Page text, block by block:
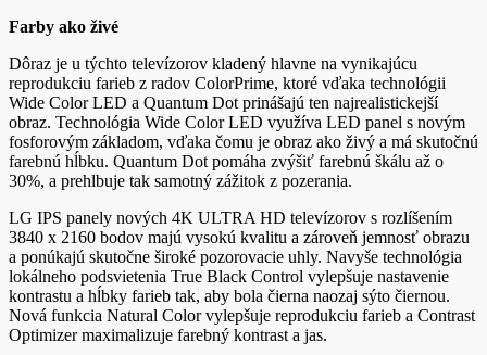
Farby ako živé
Dôraz je u týchto televízorov kladený hlavne na vynikajúcu
reprodukciu farieb z radov ColorPrime, ktoré vďaka technológii
Wide Color LED a Quantum Dot prinášajú ten najrealistickejší
obraz. Technológia Wide Color LED využíva LED panel s novým
fosforovým základom, vďaka čomu je obraz ako živý a má skutočnú
farebnú hĺbku. Quantum Dot pomáha zvýšiť farebnú škálu až o
30%, a prehlbuje tak samotný zážitok z pozerania.
LG IPS panely nových 4K ULTRA HD televízorov s rozlíšením
3840 x 2160 bodov majú vysokú kvalitu a zároveň jemnosť obrazu
a ponúkajú skutočne široké pozorovacie uhly. Navyše technológia
lokálneho podsvietenia True Black Control vylepšuje nastavenie
kontrastu a hĺbky farieb tak, aby bola čierna naozaj sýto čiernou.
Nová funkcia Natural Color vylepšuje reprodukciu farieb a Contrast
Optimizer maximalizuje farebný kontrast a jas.